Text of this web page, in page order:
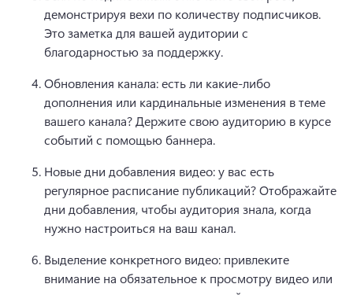
Это заметка для вашей аудитории с
благодарностью за поддержку.
Обновления канала: есть ли какие-либо
дополнения или кардинальные изменения в теме
вашего канала? Держите свою аудиторию в курсе
событий с помощью баннера.
Новые дни добавления видео: у вас есть
регулярное расписание публикаций? Отображайте
дни добавления, чтобы аудитория знала, когда
нужно настроиться на ваш канал.
Выделение конкретного видео: привлеките
внимание на обязательное к просмотру видео или